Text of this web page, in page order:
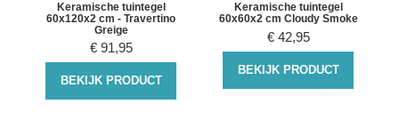
Keramische tuintegel
60x120x2 cm - Travertino
Greige
€ 91,95
BEKIJK PRODUCT
Keramische tuintegel
60x60x2 cm Cloudy Smoke
€ 42,95
BEKIJK PRODUCT